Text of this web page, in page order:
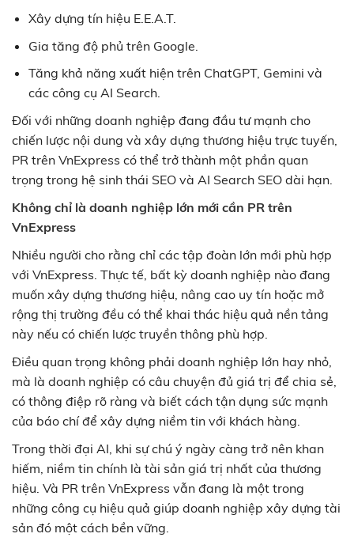
Xây dựng tín hiệu E.E.A.T.
Gia tăng độ phủ trên Google.
Tăng khả năng xuất hiện trên ChatGPT, Gemini và
các công cụ AI Search.
Đối với những doanh nghiệp đang đầu tư mạnh cho
chiến lược nội dung và xây dựng thương hiệu trực tuyến,
PR trên VnExpress có thể trở thành một phần quan
trọng trong hệ sinh thái SEO và AI Search SEO dài hạn.
Không chỉ là doanh nghiệp lớn mới cần PR trên
VnExpress
Nhiều người cho rằng chỉ các tập đoàn lớn mới phù hợp
với VnExpress. Thực tế, bất kỳ doanh nghiệp nào đang
muốn xây dựng thương hiệu, nâng cao uy tín hoặc mở
rộng thị trường đều có thể khai thác hiệu quả nền tảng
này nếu có chiến lược truyền thông phù hợp.
Điều quan trọng không phải doanh nghiệp lớn hay nhỏ,
mà là doanh nghiệp có câu chuyện đủ giá trị để chia sẻ,
có thông điệp rõ ràng và biết cách tận dụng sức mạnh
của báo chí để xây dựng niềm tin với khách hàng.
Trong thời đại AI, khi sự chú ý ngày càng trở nên khan
hiếm, niềm tin chính là tài sản giá trị nhất của thương
hiệu. Và PR trên VnExpress vẫn đang là một trong
những công cụ hiệu quả giúp doanh nghiệp xây dựng tài
sản đó một cách bền vững.